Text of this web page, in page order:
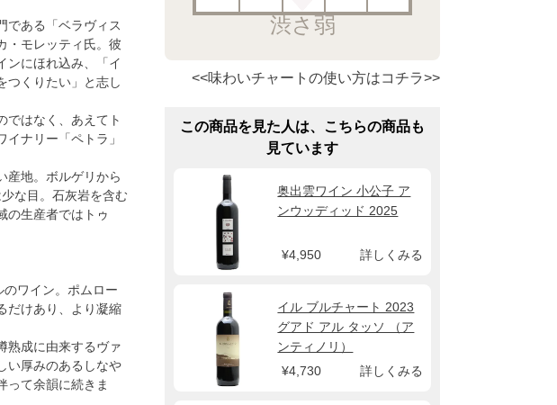
である「ベラヴィス
・モレッティ氏。彼
ンにほれ込み、「イ
つくりたい」と志し
ではなく、あえてト
ナリー「ペトラ」
産地。ボルゲリから
な目。石灰岩を含む
の生産者ではトゥ
ワイン。ポムロー
だけあり、より凝縮
熟成に由来するヴァ
い厚みのあるしなや
って余韻に続きま
渋さ弱
<<味わいチャートの使い方はコチラ>>
この商品を見た人は、こちらの商品も
見ています
奥出雲ワイン 小公子 ア
ンウッディッド 2025
¥4,950 詳しくみる
イル ブルチャート 2023
グアド アル タッソ （ア
ンティノリ）
¥4,730
詳しくみる